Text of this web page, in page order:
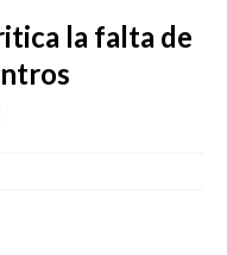
la falta de